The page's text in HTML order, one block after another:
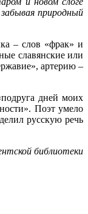
природный
– слов «фрак» и
славянские или
артерию –
дней моих
Поэт умело
русскую речь
библиотеки